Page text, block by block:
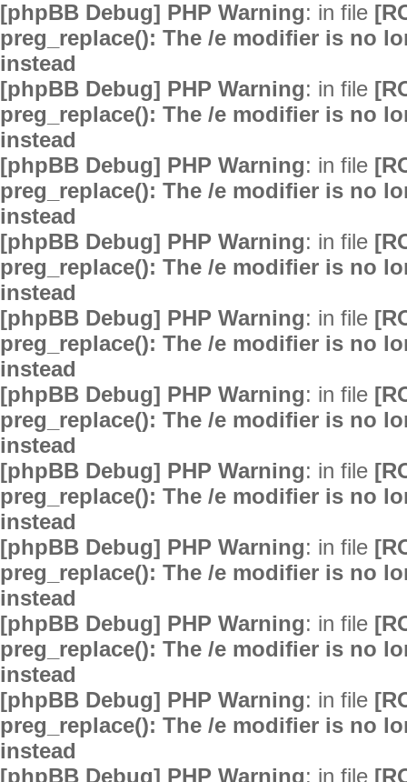
[phpBB Debug] PHP Warning: in file
preg_replace(): The /e modifier is no
instead
[phpBB Debug] PHP Warning: in file
preg_replace(): The /e modifier is no
instead
[phpBB Debug] PHP Warning: in file
preg_replace(): The /e modifier is no
instead
[phpBB Debug] PHP Warning: in file
preg_replace(): The /e modifier is no
instead
[phpBB Debug] PHP Warning: in file
preg_replace(): The /e modifier is no
instead
[phpBB Debug] PHP Warning: in file
preg_replace(): The /e modifier is no
instead
[phpBB Debug] PHP Warning: in file
preg_replace(): The /e modifier is no
instead
[phpBB Debug] PHP Warning: in file
preg_replace(): The /e modifier is no
instead
[phpBB Debug] PHP Warning: in file
preg_replace(): The /e modifier is no
instead
[phpBB Debug] PHP Warning: in file
preg_replace(): The /e modifier is no
instead
[phpBB Debug] PHP Warning: in file